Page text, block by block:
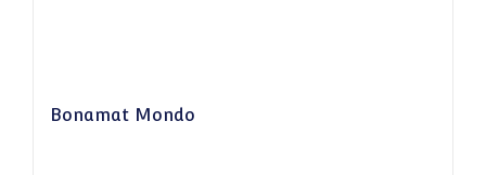
Bonamat Mondo